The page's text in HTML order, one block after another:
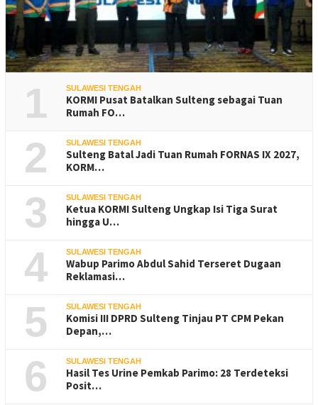
1 SULAWESI TENGAH
KORMI Pusat Batalkan Sulteng sebagai Tuan
Rumah FO…
2 SULAWESI TENGAH
Sulteng Batal Jadi Tuan Rumah FORNAS IX 2027,
KORM…
3 SULAWESI TENGAH
Ketua KORMI Sulteng Ungkap Isi Tiga Surat
hingga U…
4 SULAWESI TENGAH
Wabup Parimo Abdul Sahid Terseret Dugaan
Reklamasi…
5 SULAWESI TENGAH
Komisi III DPRD Sulteng Tinjau PT CPM Pekan
Depan,…
6 SULAWESI TENGAH
Hasil Tes Urine Pemkab Parimo: 28 Terdeteksi
Posit…